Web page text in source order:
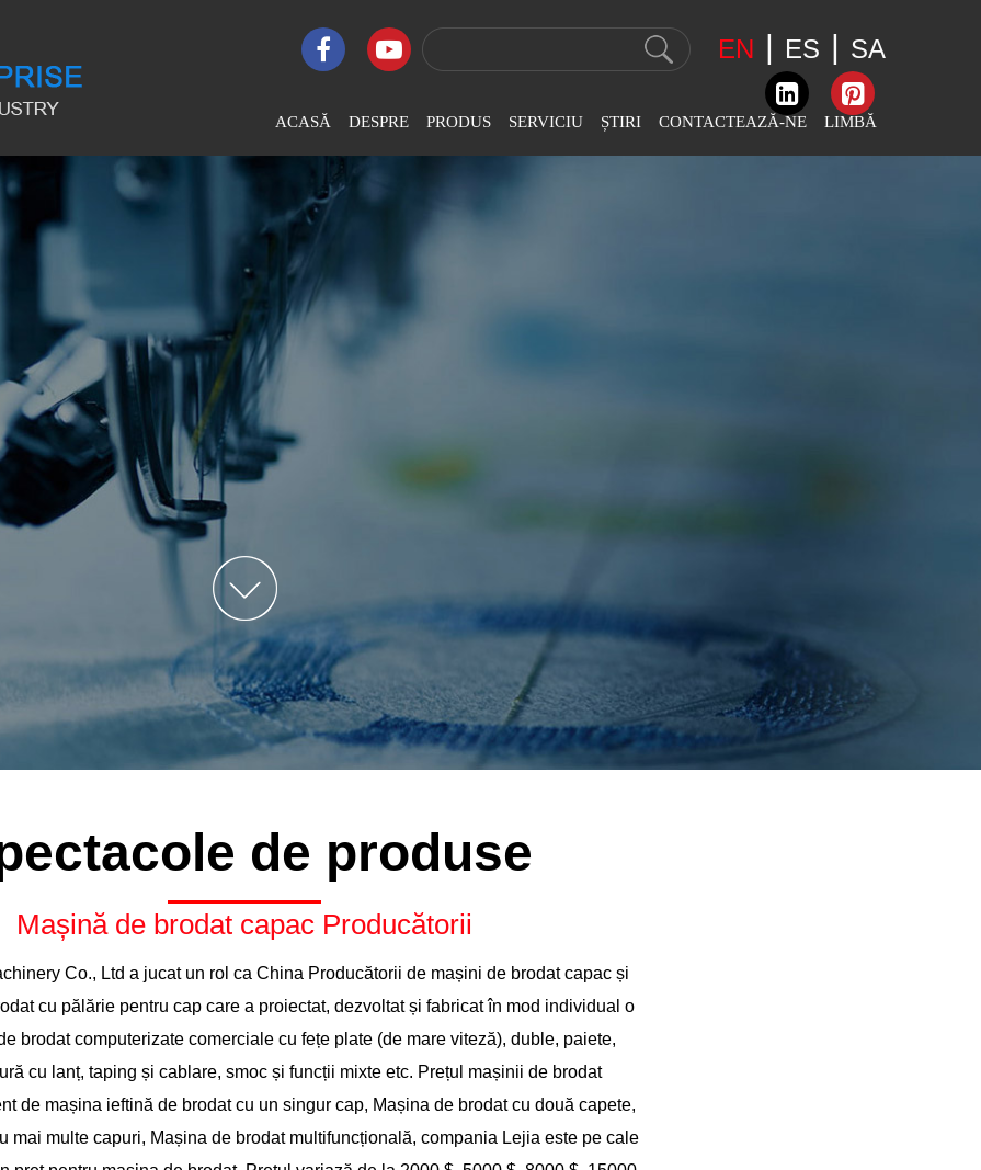
EN | ES | SA
ACASĂ DESPRE
Onoare Companie
Istoria Dezvoltării
PRODUS
Multifuncțională LJ
De Brodat Tubulară
Mașină De Brodat LJ-
Spray
SERVICIU ȘTIRI CONTACTEAZĂ-NE LIMBĂ
Nederlands
বাংলা
ไทย
de produse
Mașină de brodat capac Producătorii
Co., Ltd a jucat un rol ca China Producătorii de mașini de brodat capac și
cu pălărie pentru capcare a proiectat, dezvoltat și fabricat în mod individual o
brodat computerizate comerciale cu fețe plate (de mare viteză), duble, paiete,
cu lanț, taping și cablare, smoc și funcții mixte etc. Prețul mașinii de brodat
de mașina ieftină de brodat cu un singur cap, Mașina de brodat cu două capete,
mai multe capuri, Mașina de brodat multifuncțională, compania Lejia este pe cale